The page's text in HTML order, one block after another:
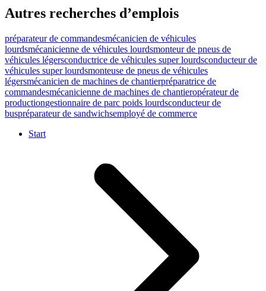
Autres recherches d’emplois
préparateur de commandesmécanicien de véhicules
lourdsmécanicienne de véhicules lourdsmonteur de pneus de
véhicules légersconductrice de véhicules super lourdsconducteur de
véhicules super lourdsmonteuse de pneus de véhicules
légersmécanicien de machines de chantierpréparatrice de
commandesmécanicienne de machines de chantieropérateur de
productiongestionnaire de parc poids lourdsconducteur de
buspréparateur de sandwichsemployé de commerce
Start